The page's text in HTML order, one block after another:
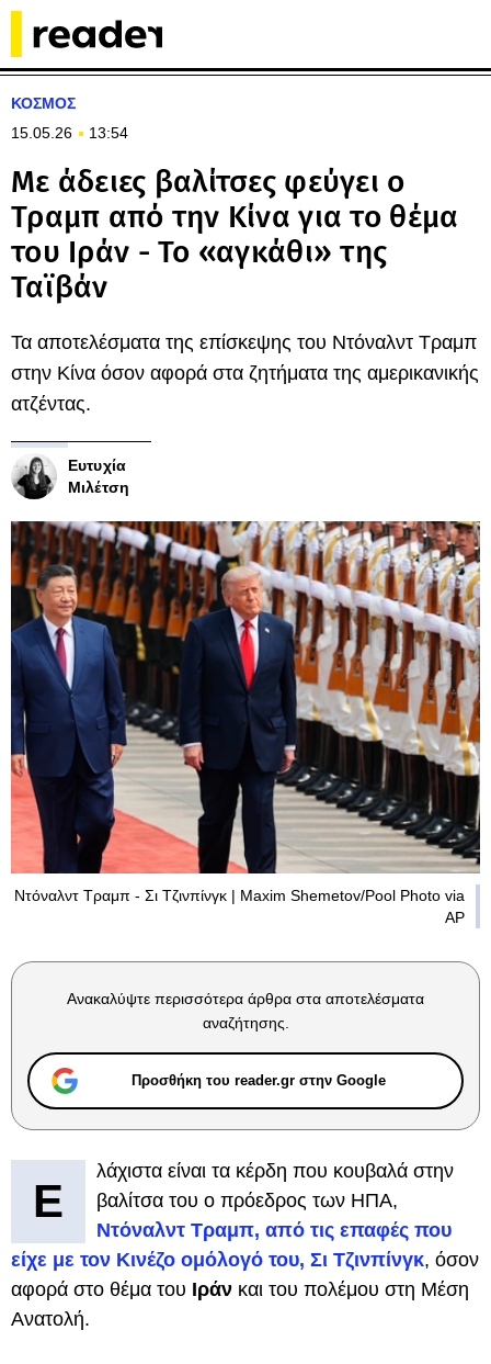
ΚΟΣΜΟΣ
15.05.26
13:54
Με άδειες βαλίτσες φεύγει ο
Τραμπ από την Κίνα για το θέμα
του Ιράν - Το «αγκάθι» της
Ταϊβάν
Τα αποτελέσματα της επίσκεψης του Ντόναλντ Τραμπ
στην Κίνα όσον αφορά στα ζητήματα της αμερικανικής
ατζέντας.
Ευτυχία
Μιλέτση
Ντόναλντ Τραμπ - Σι Τζινπίνγκ | Maxim Shemetov/Pool Photo via
AP
Ανακαλύψτε περισσότερα άρθρα στα αποτελέσματα
αναζήτησης.
Προσθήκη του reader.gr στην Google
Ε
λάχιστα είναι τα κέρδη που κουβαλά στην
βαλίτσα του ο πρόεδρος των ΗΠΑ,
Ντόναλντ Τραμπ, από τις επαφές που
είχε με τον Κινέζο ομόλογό του, Σι Τζινπίνγκ, όσον
αφορά στο θέμα του Ιράν και του πολέμου στη Μέση
Ανατολή.